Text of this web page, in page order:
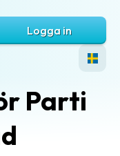
Logga in
Parti